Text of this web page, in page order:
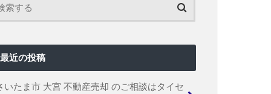
最近の投稿
いたま市 大宮 不動産売却 のご相談はタイセ